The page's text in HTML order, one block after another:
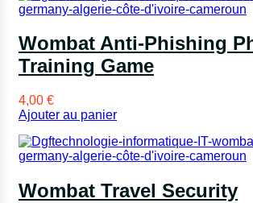
Wombat Anti-Phishing
Training Game
4,00 €
Ajouter au panier
Wombat Travel Security